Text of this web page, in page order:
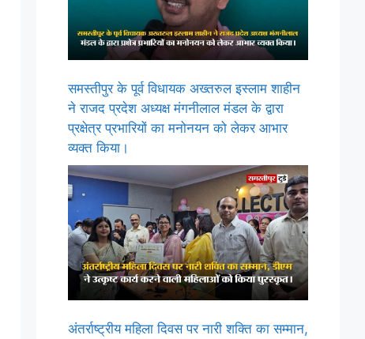
समस्तीपुर के पूर्व विधायक अख्तरुल इस्लाम शाहीन
ने राजद प्रदेश अध्यक्ष मंगनीलाल मंडल के द्वारा
प्रक्षेत्र प्रभारियों का मनोनयन को लेकर आभार
व्यक्त किया।
अंतर्राष्ट्रीय महिला दिवस पर नारी शक्ति का सम्मान,